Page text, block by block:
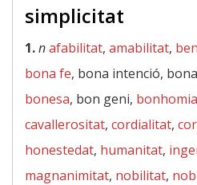
simplicitat
1.nafabilitat, amabilitat,
bona fe, bona intenció,
bonesa, bon geni, bonhomia
cavallerositat, cordialitat,
honestedat, humanitat,
magnanimitat, nobilitat,